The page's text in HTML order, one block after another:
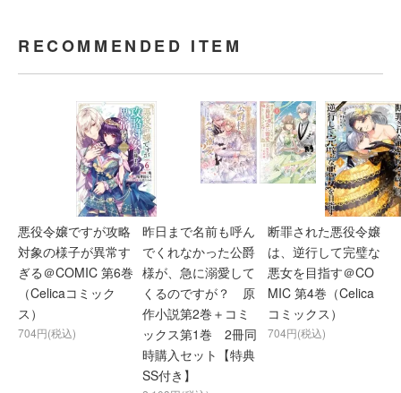
RECOMMENDED ITEM
悪役令嬢ですが攻略
対象の様子が異常す
ぎる＠COMIC 第6巻
（Celicaコミック
ス）
704円(税込)
昨日まで名前も呼ん
でくれなかった公爵
様が、急に溺愛して
くるのですが？ 原
作小説第2巻＋コミ
ックス第1巻 2冊同
時購入セット【特典
SS付き】
断罪された悪役令嬢
は、逆行して完璧な
悪女を目指す＠CO
MIC 第4巻（Celica
コミックス）
704円(税込)